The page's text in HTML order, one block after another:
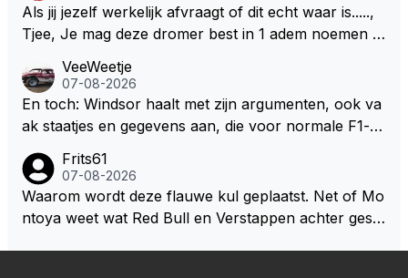
Als jij jezelf werkelijk afvraagt of dit echt waar is.....,
Tjee, Je mag deze dromer best in 1 adem noemen m
aar voordragen uit eigen geest. Kan mij voorstellen d
at je het leuk vindt sprookjes te luisteren maar heb jij
jezelf dan ook wel eens afgevraagd of de dappere b
ze wolff gesneden heeft?
VeeWeetje
07-08-2026
En toch: Windsor haalt met zijn argumenten, ook va
ak staatjes en gegevens aan, die voor normale F1-fa
okies made of your own dough" 🤣
Frits61
07-08-2026
Waarom wordt deze flauwe kul geplaatst. Net of Mo
ntoya weet wat Red Bull en Verstappen achter geslo